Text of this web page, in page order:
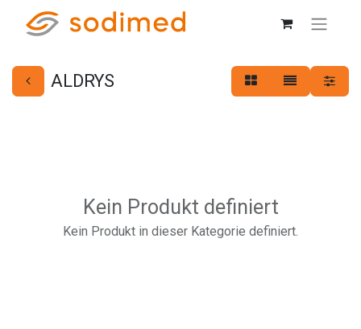
ALDRYS
Kein Produkt definiert
Kein Produkt in dieser Kategorie definiert.